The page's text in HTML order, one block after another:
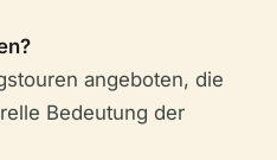
angeboten, die
Bedeutung der